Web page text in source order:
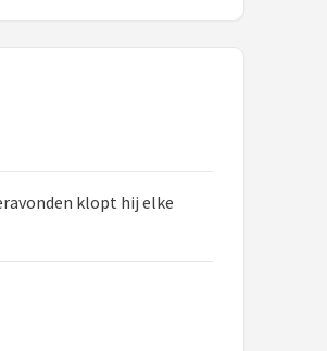
klopt hij elke